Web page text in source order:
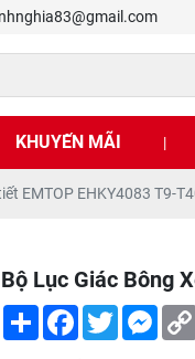
KHUYẾN MÃI |
EMTOP EHKY4083 T9-
Bộ Lục Giác Bông
Share Facebook
Twitter